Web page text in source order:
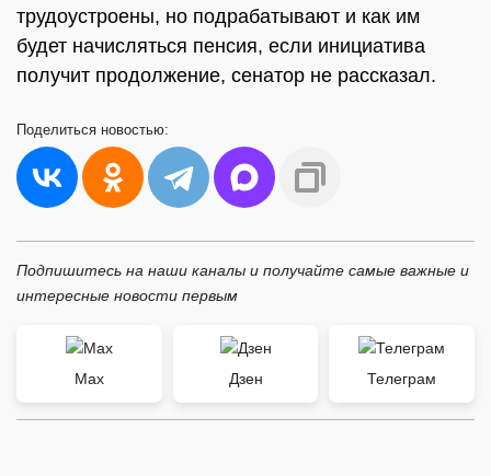
трудоустроены, но подрабатывают и как им
будет начисляться пенсия, если инициатива
получит продолжение, сенатор не рассказал.
Поделиться новостью:
Подпишитесь на наши каналы и получайте самые важные и
интересные новости первым
Max Дзен Телеграм